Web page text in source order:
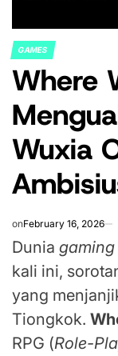
POSTED
IN
GAMES
Where
Wuxia
onFebruary 16, 2026
Dunia gaming
kali ini,
yang
Tiongkok.
RPG (Role-